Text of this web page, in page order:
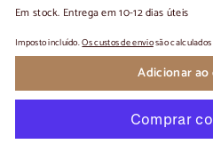
Em stock. Entrega em 10-12 dias úteis
Imposto incluído.Os custos de enviosão
Adicionar